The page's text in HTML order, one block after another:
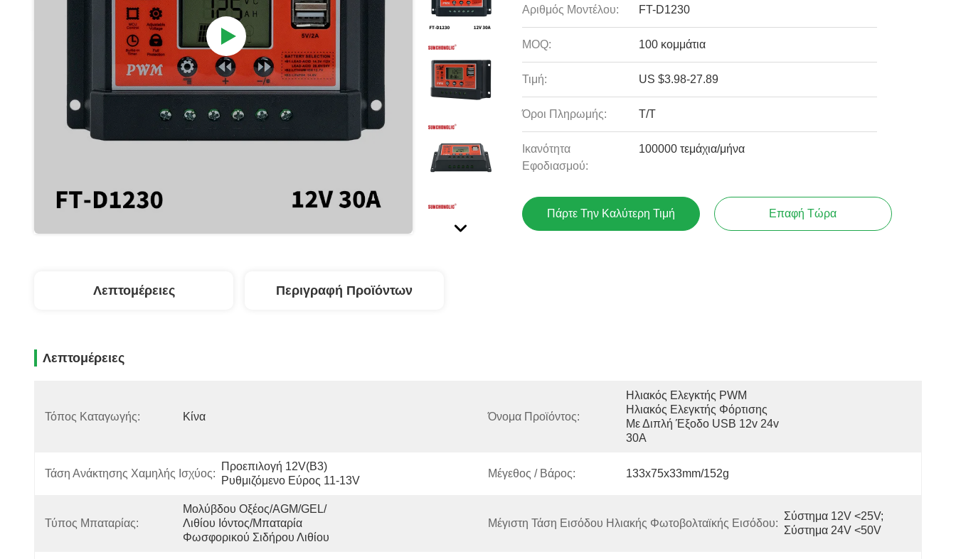
Αριθμός Μοντέλου: FT-D1230
MOQ: 100 κομμάτια
Τιμή: US $3.98-27.89
Όροι Πληρωμής: Τ/Τ
Ικανότητα
Εφοδιασμού:
100000 τεμάχια/μήνα
Πάρτε Την Καλύτερη Τιμή Επαφή Τώρα
Λεπτομέρειες Περιγραφή Προϊόντων
Λεπτομέρειες
Τόπος Καταγωγής: Κίνα Όνομα Προϊόντος:
Ηλιακός Ελεγκτής PWM
Ηλιακός Ελεγκτής Φόρτισης
Με Διπλή Έξοδο USB 12v 24v
30A
Τάση Ανάκτησης Χαμηλής Ισχύος:
Προεπιλογή 12V(B3)
Ρυθμιζόμενο Εύρος 11-13V
Μέγεθος / Βάρος: 133x75x33mm/152g
Τύπος Μπαταρίας:
Μολύβδου Οξέος/AGM/GEL/
Λιθίου Ιόντος/μπαταρία
Φωσφορικού Σιδήρου Λιθίου
Μέγιστη Τάση Εισόδου Ηλιακής Φωτοβολταϊκής Εισόδου:
Σύστημα 12V <25V;
Σύστημα 24V <50V